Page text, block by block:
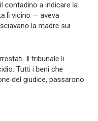
contadino a indicare la
lì vicino — aveva
la madre sui
Il tribunale li
Tutti i beni che
del giudice, passarono